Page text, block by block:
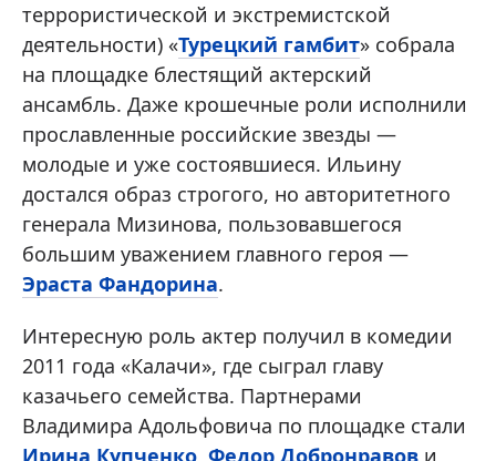
террористической и экстремистской
деятельности) «Турецкий гамбит» собрала
на площадке блестящий актерский
ансамбль. Даже крошечные роли исполнили
прославленные российские звезды —
молодые и уже состоявшиеся. Ильину
достался образ строгого, но авторитетного
генерала Мизинова, пользовавшегося
большим уважением главного героя —
Эраста Фандорина.
Интересную роль актер получил в комедии
2011 года «Калачи», где сыграл главу
казачьего семейства. Партнерами
Владимира Адольфовича по площадке стали